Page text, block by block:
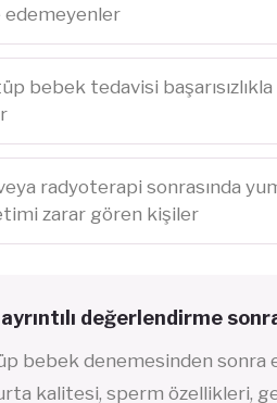
bebek tedavisi başarısızlıkla
radyoterapi sonrasında
zarar gören kişiler
değerlendirme
bebek denemesinden
kalitesi, sperm